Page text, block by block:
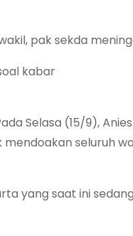
pak sekda
kabar
Selasa (15/9),
seluruh
yang saat ini sedang